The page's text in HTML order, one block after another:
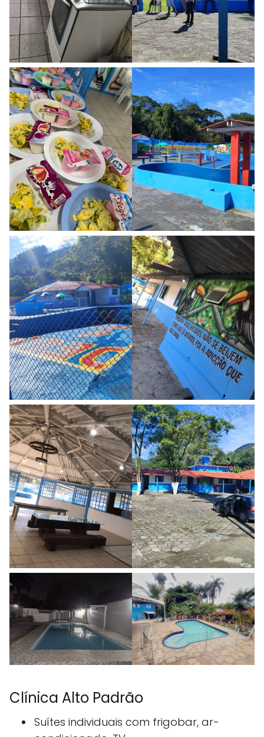
Clínica Alto Padrão
Suítes individuais com frigobar, ar-